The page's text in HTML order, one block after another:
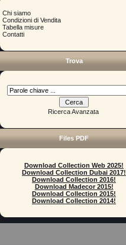
Chi siamo
Condizioni di Vendita
Tabella misure
Contatti
Trova
Ricerca Avanzata
Files PDF
Download Collection Web 2025!
Download Collection Dubai 2017!
Download Collection 2016!
Download Madecor 2015!
Download Collection 2015!
Download Collection 2014!